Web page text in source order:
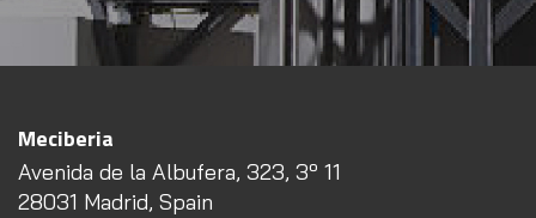
Meciberia
Avenida de la Albufera, 323, 3º 11
28031 Madrid, Spain